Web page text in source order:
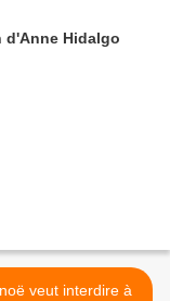
d'Anne Hidalgo
veut interdire à